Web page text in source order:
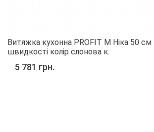
Витяжка кухонна PROFIT M Ніка 50
швидкості колір слонова к.
5 781 грн.